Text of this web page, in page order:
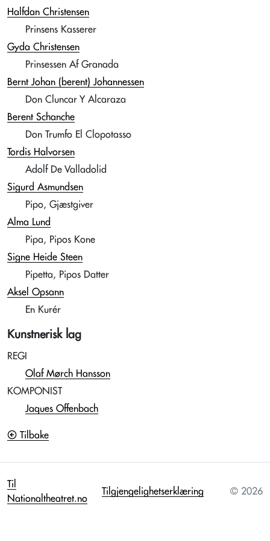
Halfdan Christensen
Prinsens Kasserer
Gyda Christensen
Prinsessen Af Granada
Bernt Johan (berent) Johannessen
Don Cluncar Y Alcaraza
Berent Schanche
Don Trumfo El Clopotasso
Tordis Halvorsen
Adolf De Valladolid
Sigurd Asmundsen
Pipo, Gjæstgiver
Alma Lund
Pipa, Pipos Kone
Signe Heide Steen
Pipetta, Pipos Datter
Aksel Opsann
En Kurér
Kunstnerisk lag
REGI
Olaf Mørch Hansson
KOMPONIST
Jaques Offenbach
Tilbake
Til
Nationaltheatret.no
Tilgjengelighetserklæring © 2026